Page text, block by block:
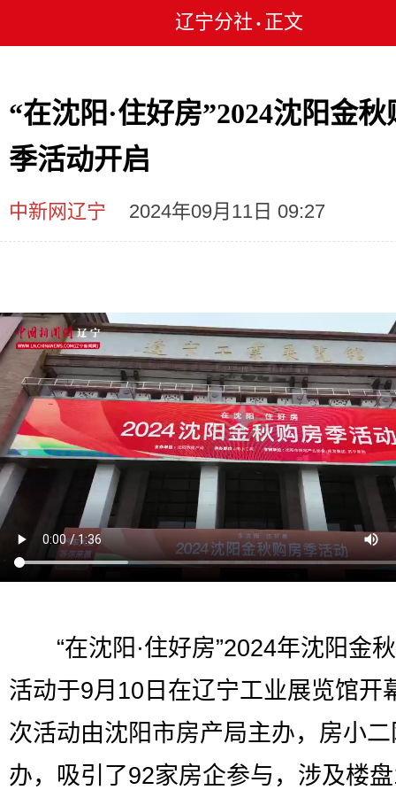
辽宁分社 • 正文
“在沈阳·住好房”2024沈阳金秋
季活动开启
中新网辽宁 2024年09月11日 09:27
“在沈阳·住好房”2024年沈阳金
活动于9月10日在辽宁工业展览馆开
次活动由沈阳市房产局主办，房小
办，吸引了92家房企参与，涉及楼